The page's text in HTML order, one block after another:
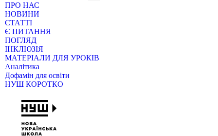
ПРО НАС
НОВИНИ
СТАТТІ
Є ПИТАННЯ
ПОГЛЯД
ІНКЛЮЗІЯ
МАТЕРІАЛИ ДЛЯ УРОКІВ
Аналітика
Дофамін для освіти
НУШ КОРОТКО